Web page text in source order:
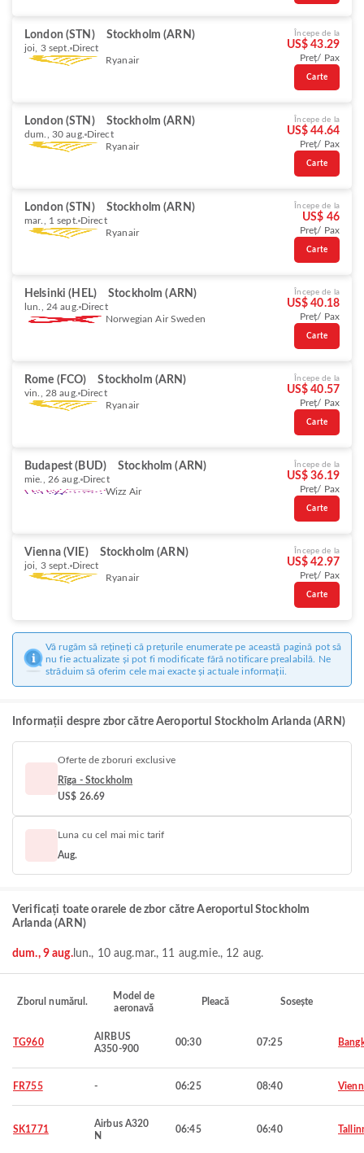
London (STN) Stockholm (ARN)
joi, 3 sept. Direct
Ryanair
Începe de la
US$ 43.29
Preț/ Pax
Carte
London (STN) Stockholm (ARN)
dum., 30 aug. Direct
Ryanair
Începe de la
US$ 44.64
Preț/ Pax
Carte
London (STN) Stockholm (ARN)
mar., 1 sept. Direct
Ryanair
Începe de la
US$ 46
Preț/ Pax
Carte
Helsinki (HEL) Stockholm (ARN)
lun., 24 aug. Direct
Norwegian Air Sweden
Începe de la
US$ 40.18
Preț/ Pax
Carte
Rome (FCO) Stockholm (ARN)
vin., 28 aug. Direct
Ryanair
Începe de la
US$ 40.57
Preț/ Pax
Carte
Budapest (BUD) Stockholm (ARN)
mie., 26 aug. Direct
Wizz Air
Începe de la
US$ 36.19
Preț/ Pax
Carte
Vienna (VIE) Stockholm (ARN)
joi, 3 sept. Direct
Ryanair
Începe de la
US$ 42.97
Preț/ Pax
Carte
Vă rugăm să rețineți că prețurile enumerate pe această pagină pot să
nu fie actualizate și pot fi modificate fără notificare prealabilă. Ne
străduim să oferim cele mai exacte și actuale informații.
Informații despre zbor către Aeroportul Stockholm Arlanda (ARN)
Oferte de zboruri exclusive
Rīga - Stockholm
US$ 26.69
Luna cu cel mai mic tarif
Aug.
Verificați toate orarele de zbor către Aeroportul Stockholm
Arlanda (ARN)
dum., 9 aug.lun., 10 aug.mar., 11 aug.mie., 12 aug.
Zborul numărul.
Model de
aeronavă
Pleacă Sosește
TG960
AIRBUS
A350-900
00:30 07:25
FR755 - 06:25 08:40
SK1771
Airbus A320
N
06:45 06:40